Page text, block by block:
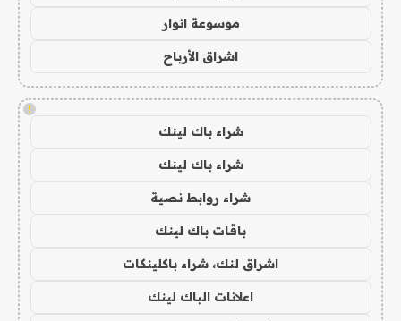
موسوعة انوار
اشراق الأرباح
!
شراء باك لينك
شراء باك لينك
شراء روابط نصية
باقات باك لينك
اشراق لنك، شراء باكلينكات
اعلانات الباك لينك